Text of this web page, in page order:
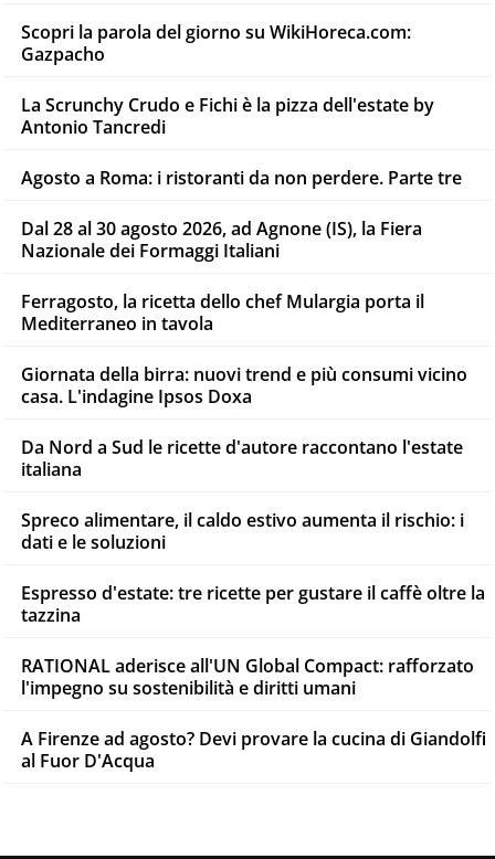
Scopri la parola del giorno su WikiHoreca.com:
Gazpacho
La Scrunchy Crudo e Fichi è la pizza dell'estate by
Antonio Tancredi
Agosto a Roma: i ristoranti da non perdere. Parte tre
Dal 28 al 30 agosto 2026, ad Agnone (IS), la Fiera
Nazionale dei Formaggi Italiani
Ferragosto, la ricetta dello chef Mulargia porta il
Mediterraneo in tavola
Giornata della birra: nuovi trend e più consumi vicino
casa. L'indagine Ipsos Doxa
Da Nord a Sud le ricette d'autore raccontano l'estate
italiana
Spreco alimentare, il caldo estivo aumenta il rischio: i
dati e le soluzioni
Espresso d'estate: tre ricette per gustare il caffè oltre la
tazzina
RATIONAL aderisce all'UN Global Compact: rafforzato
l'impegno su sostenibilità e diritti umani
A Firenze ad agosto? Devi provare la cucina di Giandolfi
al Fuor D'Acqua